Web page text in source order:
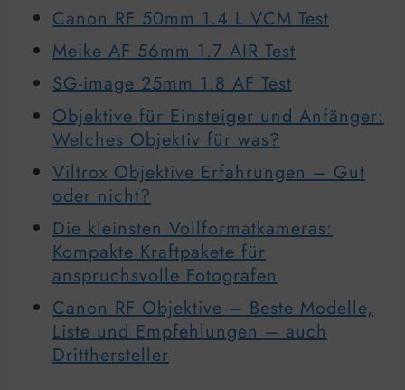
Canon RF 50mm 1.4 L VCM Test
Meike AF 56mm 1.7 AIR Test
SG-image 25mm 1.8 AF Test
Objektive für Einsteiger und Anfänger:
Welches Objektiv für was?
Viltrox Objektive Erfahrungen – Gut
oder nicht?
Die kleinsten Vollformatkameras:
Kompakte Kraftpakete für
anspruchsvolle Fotografen
Canon RF Objektive – Beste Modelle,
Liste und Empfehlungen – auch
Dritthersteller